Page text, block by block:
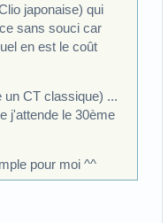
japonaise) qui
sans souci car
en est le coût
un CT classique) ...
j'attende le 30ème
pour moi ^^